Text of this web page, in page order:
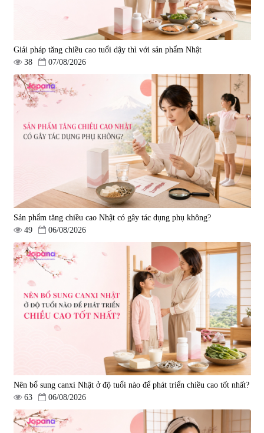
Giải pháp tăng chiều cao tuổi dậy thì với sản phẩm Nhật
38
07/08/2026
Sản phẩm tăng chiều cao Nhật có gây tác dụng phụ không?
49
06/08/2026
Nên bổ sung canxi Nhật ở độ tuổi nào để phát triển chiều cao tốt nhất?
63
06/08/2026